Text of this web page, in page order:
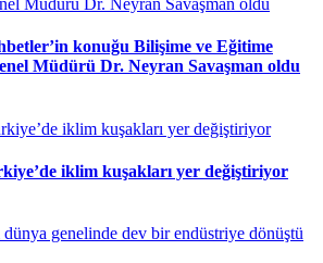
konuğu Bilişime ve Eğitime
Müdürü Dr. Neyran Savaşman oldu
iklim kuşakları yer değiştiriyor